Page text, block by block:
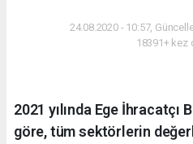
24.08.2020 - 10:57,
18391+ kez
2021 yılında Ege
göre, tüm sektörlerin